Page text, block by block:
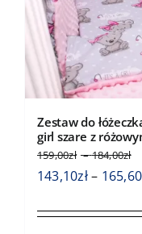
stronie
produktu
Zestaw do
girl szare z
159,00zł –184,00zł
143,10zł– 165,60